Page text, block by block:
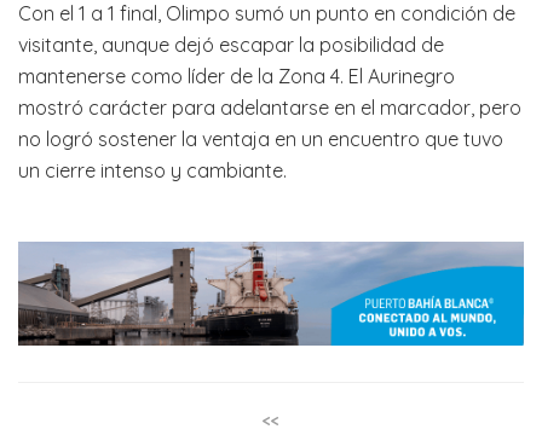
Con el 1 a 1 final, Olimpo sumó un punto en condición de
visitante, aunque dejó escapar la posibilidad de
mantenerse como líder de la Zona 4. El Aurinegro
mostró carácter para adelantarse en el marcador, pero
no logró sostener la ventaja en un encuentro que tuvo
un cierre intenso y cambiante.
<<